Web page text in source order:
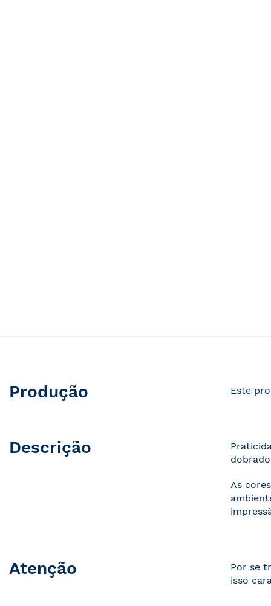
Produção Este
Descrição
As
Atenção
Por se
isso